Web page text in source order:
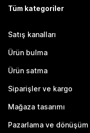
Tüm kategoriler
Satış kanalları
Ürün bulma
Ürün satma
Siparişler ve kargo
Mağaza tasarımı
Pazarlama ve dönüşüm